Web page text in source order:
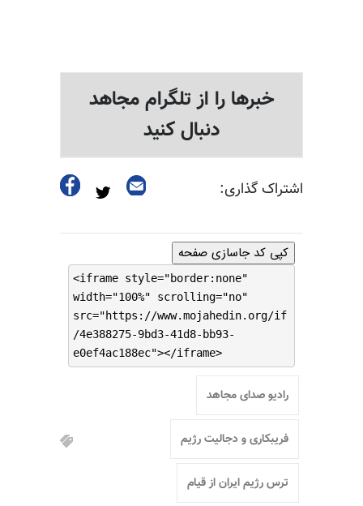
خبرها را از تلگرام مجاهد
دنبال کنید
اشتراک گذاری:
کپی کد جاسازی صفحه
<iframe style="border:none"
width="100%" scrolling="no"
src="https://www.mojahedin.org/if
/4e388275-9bd3-41d8-bb93-
e0ef4ac188ec"></iframe>
رادیو صدای مجاهد
فریبکاری و دجالیت رژیم
ترس رژیم ایران از قیام